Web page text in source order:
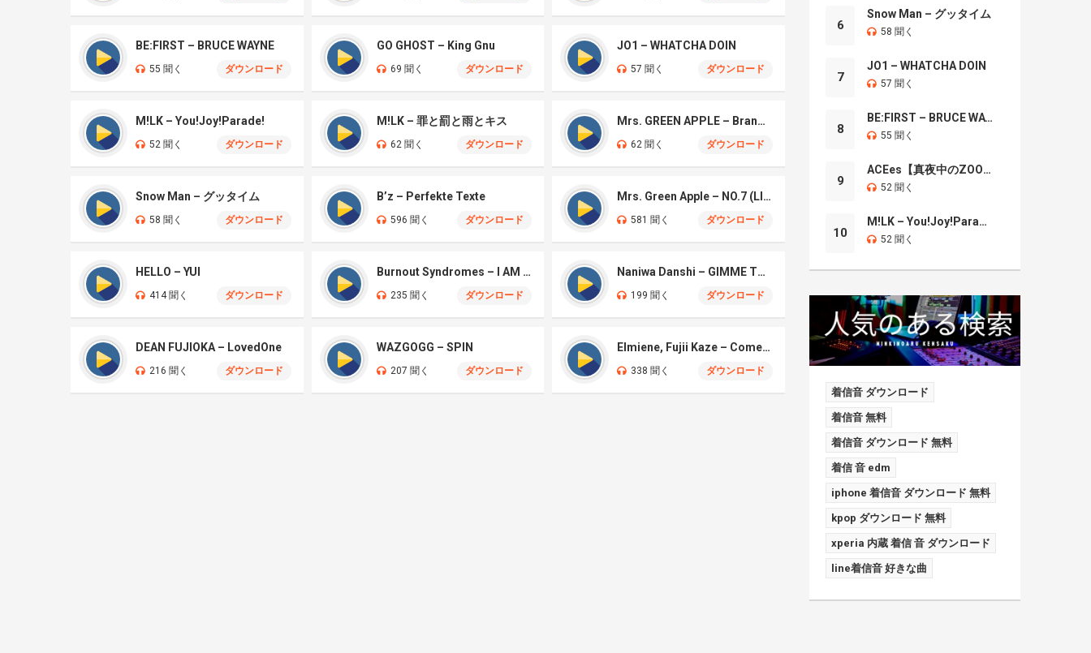
BE:FIRST – BRUCE WAYNE
55 聞く ダウンロード
GO GHOST – King Gnu
69 聞く ダウンロード
JO1 – WHATCHA DOIN
57 聞く ダウンロード
M!LK – You!Joy!Parade!
52 聞く ダウンロード
M!LK – 罪と罰と雨とキス
62 聞く ダウンロード
Mrs. GREEN APPLE – Brand New
62 聞く ダウンロード
Snow Man – グッタイム
58 聞く ダウンロード
B’z – Perfekte Texte
596 聞く ダウンロード
Mrs. Green Apple – NO.7 (LIVE)
581 聞く ダウンロード
HELLO – YUI
414 聞く ダウンロード
Burnout Syndromes – I AM A HERO
235 聞く ダウンロード
Naniwa Danshi – GIMME THE DAY
199 聞く ダウンロード
DEAN FUJIOKA – LovedOne
216 聞く ダウンロード
WAZGOGG – SPIN
207 聞く ダウンロード
Elmiene, Fujii Kaze – Comets Gold
338 聞く ダウンロード
6
Snow Man – グッタイム
58 聞く
7
JO1 – WHATCHA DOIN
57 聞く
8
BE:FIRST – BRUCE WAYNE
55 聞く
9
ACEes【真夜中のZOO】
52 聞く
10
M!LK – You!Joy!Parade!
52 聞く
着信音 ダウンロード
着信音 無料
着信音 ダウンロード 無料
着信 音 edm
iphone 着信音 ダウンロード 無料
kpop ダウンロード 無料
xperia 内蔵 着信 音 ダウンロード
line着信音 好きな曲